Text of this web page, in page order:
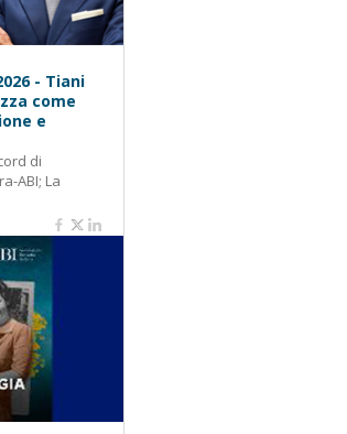
- Tiani
come
e
di
ABI; La